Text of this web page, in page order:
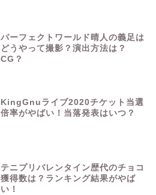
パーフェクトワールド晴人の義足は
どうやって撮影？演出方法は？
CG？
KingGnuライブ2020チケット当選
倍率がやばい！当落発表はいつ？
テニプリバレンタイン歴代のチョコ
獲得数は？ランキング結果がやば
い！